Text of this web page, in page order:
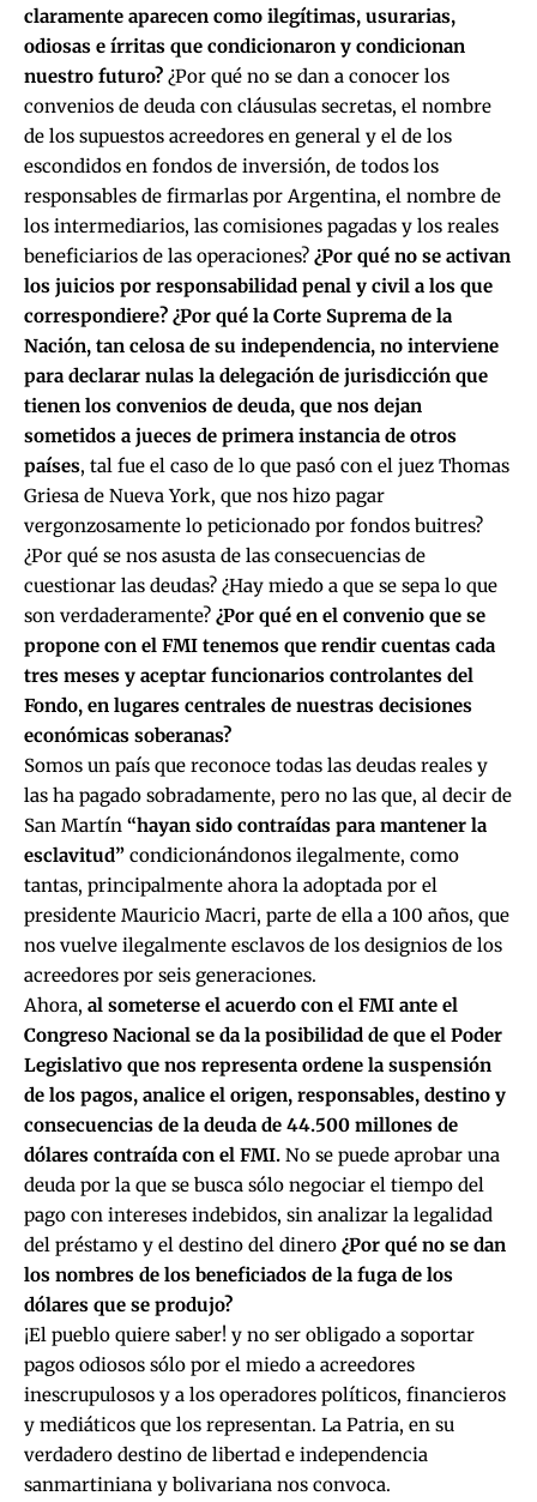
claramente aparecen como ilegítimas, usurarias,
odiosas e írritas que condicionaron y condicionan
nuestro futuro? ¿Por qué no se dan a conocer los
convenios de deuda con cláusulas secretas, el nombre
de los supuestos acreedores en general y el de los
escondidos en fondos de inversión, de todos los
responsables de firmarlas por Argentina, el nombre de
los intermediarios, las comisiones pagadas y los reales
beneficiarios de las operaciones? ¿Por qué no se activan
los juicios por responsabilidad penal y civil a los que
correspondiere? ¿Por qué la Corte Suprema de la
Nación, tan celosa de su independencia, no interviene
para declarar nulas la delegación de jurisdicción que
tienen los convenios de deuda, que nos dejan
sometidos a jueces de primera instancia de otros
países, tal fue el caso de lo que pasó con el juez Thomas
Griesa de Nueva York, que nos hizo pagar
vergonzosamente lo peticionado por fondos buitres?
¿Por qué se nos asusta de las consecuencias de
cuestionar las deudas? ¿Hay miedo a que se sepa lo que
son verdaderamente? ¿Por qué en el convenio que se
propone con el FMI tenemos que rendir cuentas cada
tres meses y aceptar funcionarios controlantes del
Fondo, en lugares centrales de nuestras decisiones
económicas soberanas?
Somos un país que reconoce todas las deudas reales y
las ha pagado sobradamente, pero no las que, al decir de
San Martín “hayan sido contraídas para mantener la
esclavitud” condicionándonos ilegalmente, como
tantas, principalmente ahora la adoptada por el
presidente Mauricio Macri, parte de ella a 100 años, que
nos vuelve ilegalmente esclavos de los designios de los
acreedores por seis generaciones.
Ahora, al someterse el acuerdo con el FMI ante el
Congreso Nacional se da la posibilidad de que el Poder
Legislativo que nos representa ordene la suspensión
de los pagos, analice el origen, responsables, destino y
consecuencias de la deuda de 44.500 millones de
dólares contraída con el FMI. No se puede aprobar una
deuda por la que se busca sólo negociar el tiempo del
pago con intereses indebidos, sin analizar la legalidad
del préstamo y el destino del dinero ¿Por qué no se dan
los nombres de los beneficiados de la fuga de los
dólares que se produjo?
¡El pueblo quiere saber! y no ser obligado a soportar
pagos odiosos sólo por el miedo a acreedores
inescrupulosos y a los operadores políticos, financieros
y mediáticos que los representan. La Patria, en su
verdadero destino de libertad e independencia
sanmartiniana y bolivariana nos convoca.